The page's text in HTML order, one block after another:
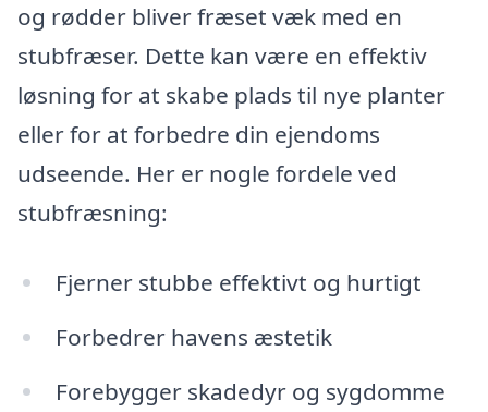
og rødder bliver fræset væk med en
stubfræser. Dette kan være en effektiv
løsning for at skabe plads til nye planter
eller for at forbedre din ejendoms
udseende. Her er nogle fordele ved
stubfræsning:
Fjerner stubbe effektivt og hurtigt
Forbedrer havens æstetik
Forebygger skadedyr og sygdomme